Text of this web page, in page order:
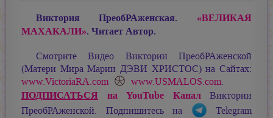
Виктория ПреобРАженская. «ВЕЛИКАЯ
МАХАКАЛИ». Читает Автор.
Смотрите Видео Виктории ПреобРАженской
(Матери МираМарии ДЭВИ ХРИСТОС) на Сайтах:
www.VictoriaRA.com
www.USMALOS.com.
ПОДПИСАТЬСЯ на YouTube КаналВиктории
ПреобРАженской. Подпишитесь на
Telegram